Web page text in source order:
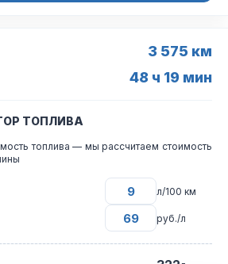
3 575 км
48 ч 19 мин
ТОПЛИВА
топлива — мы рассчитаем стоимость
л/100 км
руб./л